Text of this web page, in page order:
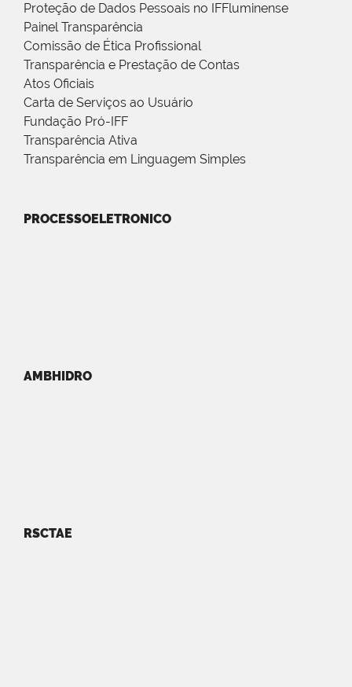
Proteção de Dados Pessoais no IFFluminense
Painel Transparência
Comissão de Ética Profissional
Transparência e Prestação de Contas
Atos Oficiais
Carta de Serviços ao Usuário
Fundação Pró-IFF
Transparência Ativa
Transparência em Linguagem Simples
PROCESSOELETRONICO
AMBHIDRO
RSCTAE